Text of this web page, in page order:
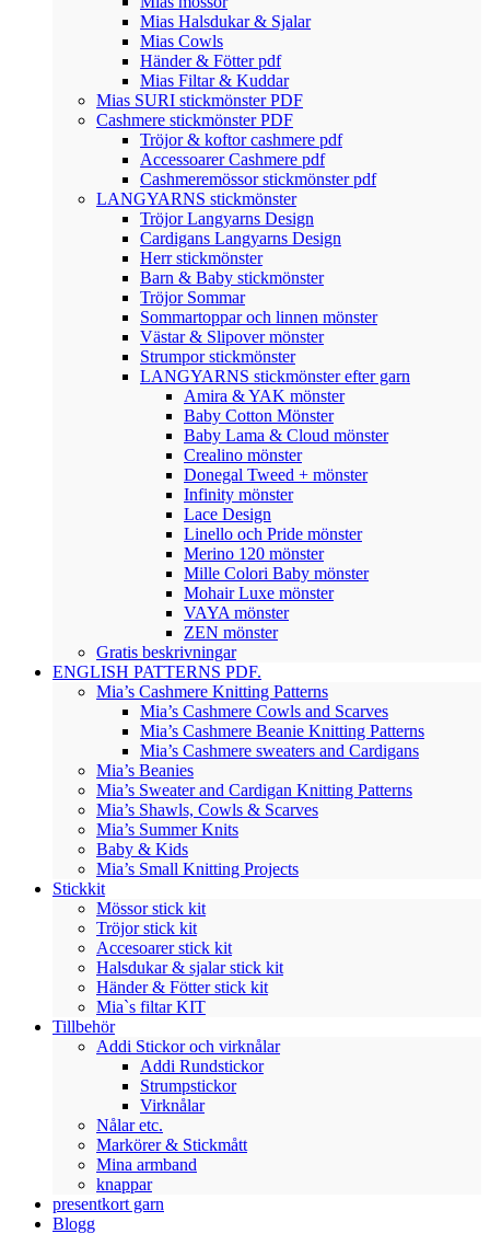
Mias Halsdukar & Sjalar
Mias Cowls
Händer & Fötter pdf
Mias Filtar & Kuddar
Mias SURI stickmönster PDF
Cashmere stickmönster PDF
Tröjor & koftor cashmere pdf
Accessoarer Cashmere pdf
Cashmeremössor stickmönster pdf
LANGYARNS stickmönster
Tröjor Langyarns Design
Cardigans Langyarns Design
Herr stickmönster
Barn & Baby stickmönster
Tröjor Sommar
Sommartoppar och linnen mönster
Västar & Slipover mönster
Strumpor stickmönster
LANGYARNS stickmönster efter garn
Amira & YAK mönster
Baby Cotton Mönster
Baby Lama & Cloud mönster
Crealino mönster
Donegal Tweed + mönster
Infinity mönster
Lace Design
Linello och Pride mönster
Merino 120 mönster
Mille Colori Baby mönster
Mohair Luxe mönster
VAYA mönster
ZEN mönster
Gratis beskrivningar
ENGLISH PATTERNS PDF.
Mia’s Cashmere Knitting Patterns
Mia’s Cashmere Cowls and Scarves
Mia’s Cashmere Beanie Knitting Patterns
Mia’s Cashmere sweaters and Cardigans
Mia’s Beanies
Mia’s Sweater and Cardigan Knitting Patterns
Mia’s Shawls, Cowls & Scarves
Mia’s Summer Knits
Baby & Kids
Mia’s Small Knitting Projects
Stickkit
Mössor stick kit
Tröjor stick kit
Accesoarer stick kit
Halsdukar & sjalar stick kit
Händer & Fötter stick kit
Mia`s filtar KIT
Tillbehör
Addi Stickor och virknålar
Addi Rundstickor
Strumpstickor
Virknålar
Nålar etc.
Markörer & Stickmått
Mina armband
knappar
presentkort garn
Blogg